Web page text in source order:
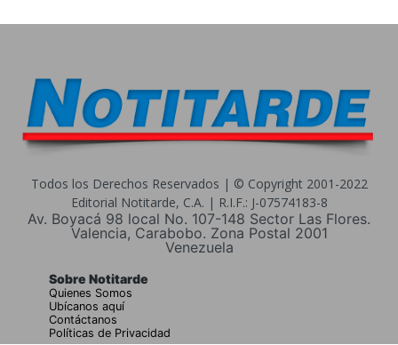
Todos los Derechos Reservados | © Copyright 2001-2022
Editorial Notitarde, C.A. | R.I.F.: J-07574183-8
Av. Boyacá 98 local No. 107-148 Sector Las Flores.
Valencia, Carabobo. Zona Postal 2001
Venezuela
Sobre Notitarde
Quienes Somos
Ubícanos aquí
Contáctanos
Políticas de Privacidad